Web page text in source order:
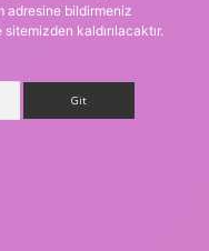
adresine bildirmeniz
kaldırılacaktır.